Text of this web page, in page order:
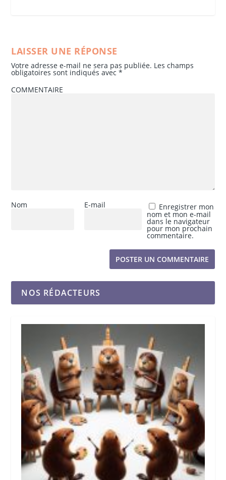
LAISSER UNE RÉPONSE
Votre adresse e-mail ne sera pas publiée. Les champs
obligatoires sont indiqués avec*
COMMENTAIRE
Nom E-mail Enregistrer mon
nom et mon e-mail
dans le navigateur
pour mon prochain
commentaire.
NOS RÉDACTEURS